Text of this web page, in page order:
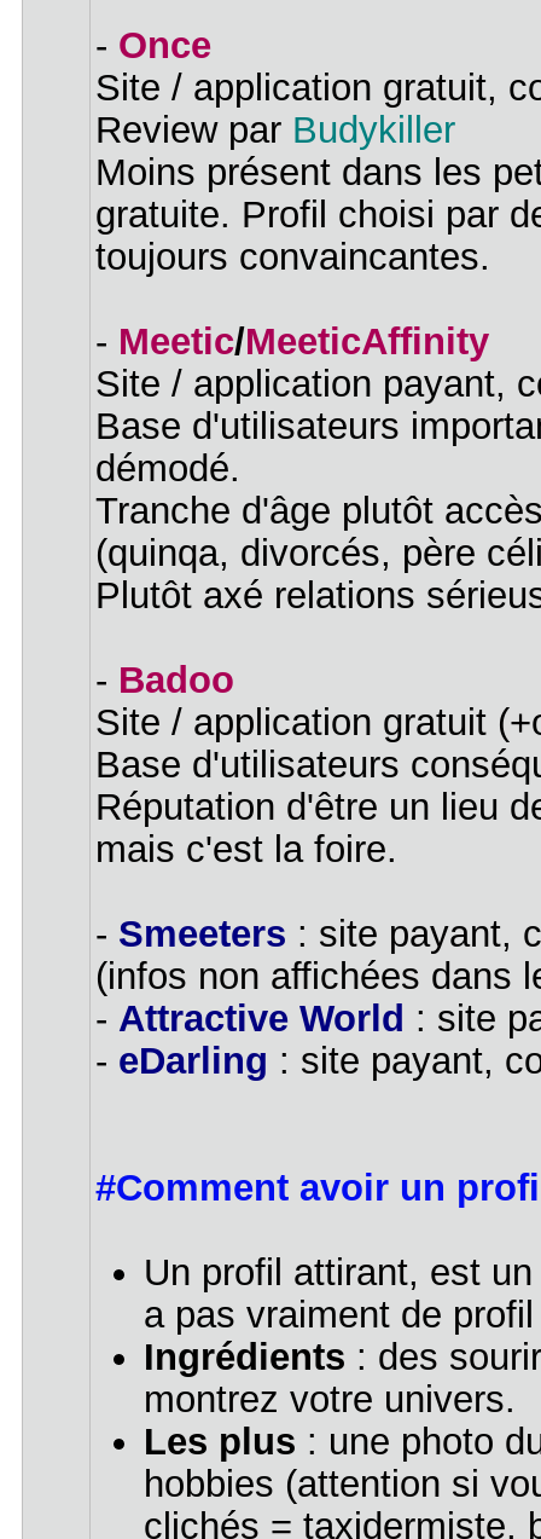
- Once
Site / application gratuit,
Review par Budykiller
Moins présent dans les
gratuite. Profil choisi par
toujours convaincantes.
- Meetic/MeeticAffinity
Site / application payant,
Base d'utilisateurs
démodé.
Tranche d'âge plutôt
(quinqa, divorcés, père
Plutôt axé relations
- Badoo
Site / application gratuit
Base d'utilisateurs
Réputation d'être un lieu
mais c'est la foire.
- Smeeters : site payant,
(infos non affichées dans
- Attractive World : site
- eDarling : site payant,
#Comment avoir un
Un profil attirant, est
a pas vraiment de
Ingrédients : des
montrez votre univers.
Les plus : une photo
hobbies (attention si
clichés = taxidermiste,